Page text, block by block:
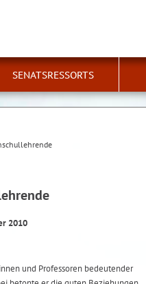
SENATSRESSORTS
2010
und Professoren bedeutender